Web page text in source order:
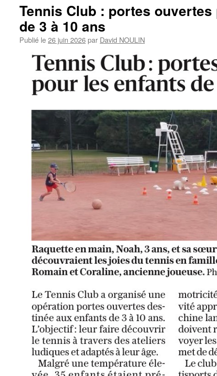
Tennis Club : portes
de 3 à 10 ans
Publié le26 juin 2026par David NOULIN